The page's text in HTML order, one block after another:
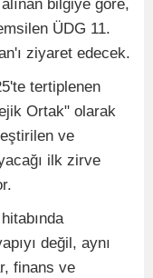
bilgiye göre,
ÜDG 11.
ziyaret edecek.
tertiplenen
Ortak" olarak
ve
ilk zirve
değil, aynı
finans ve